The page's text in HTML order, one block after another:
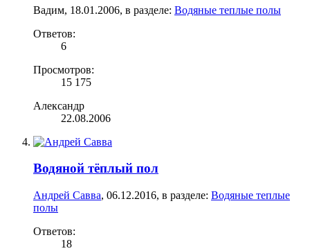
Вадим, 18.01.2006, в разделе: Водяные теплые полы
Ответов:
6
Просмотров:
15 175
Александр
22.08.2006
Водяной тёплый пол
Андрей Савва, 06.12.2016, в разделе: Водяные теплые
полы
Ответов:
18